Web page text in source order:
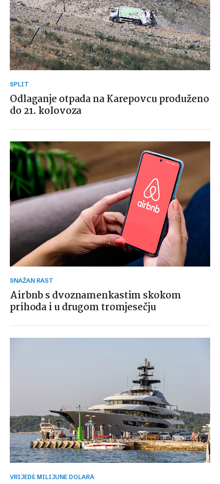
SPLIT
Odlaganje otpada na Karepovcu produženo
do 21. kolovoza
SNAŽAN RAST
Airbnb s dvoznamenkastim skokom
prihoda i u drugom tromjesečju
VRIJEDE MILIJUNE DOLARA